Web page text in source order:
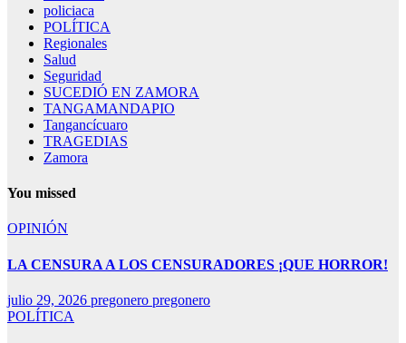
policiaca
POLÍTICA
Regionales
Salud
Seguridad
SUCEDIÓ EN ZAMORA
TANGAMANDAPIO
Tangancícuaro
TRAGEDIAS
Zamora
You missed
OPINIÓN
LA CENSURA A LOS CENSURADORES ¡QUE HORROR!
julio 29, 2026 pregonero pregonero
POLÍTICA